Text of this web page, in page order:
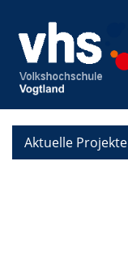
Aktuelle Projekte